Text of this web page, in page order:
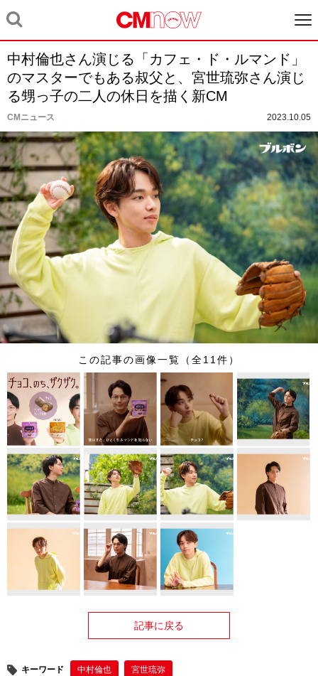
中村倫也さん演じる「カフェ・ド・ルマンド」
のマスターでもある叔父と、宮世琉弥さん演じ
る甥っ子の二人の休日を描く新CM
CMニュース 2023.10.05
この記事の画像一覧（全11件）
記事に戻る
キーワード 中村倫也 宮世琉弥